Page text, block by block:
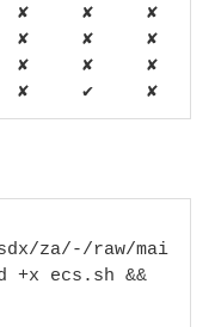
✘     ✘     ✘
✘     ✘     ✘
✘     ✘     ✘
✘     ✔     ✘
za/-/raw/mai
+x ecs.sh &&